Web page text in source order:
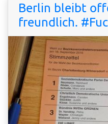
Berlin bleibt
freundlich.